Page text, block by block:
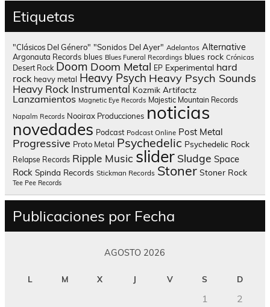
Etiquetas
"Clásicos Del Género" "Sonidos Del Ayer" Adelantos Alternative
Argonauta Records blues Blues Funeral Recordings blues rock Crónicas
Desert Rock Doom Doom Metal EP Experimental hard
rock heavy metal Heavy Psych Heavy Psych Sounds
Heavy Rock Instrumental Kozmik Artifactz
Lanzamientos Magnetic Eye Records Majestic Mountain Records
Napalm Records Nooirax Producciones noticias
novedades Podcast Podcast Online Post Metal
Progressive Proto Metal Psychedelic Psychedelic Rock
Relapse Records Ripple Music slider Sludge Space
Rock Spinda Records Stickman Records Stoner Stoner Rock
Tee Pee Records
Publicaciones por Fecha
AGOSTO 2026
L M X J V S D
1
2